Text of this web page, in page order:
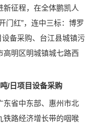
征程，在全体鹏凯人
门红”，连中三标：博罗
备采购、台江县城镇污
高明区明城镇城七路西
/日项目设备采购
省中东部、惠州市北
铁路经济增长带的咽喉